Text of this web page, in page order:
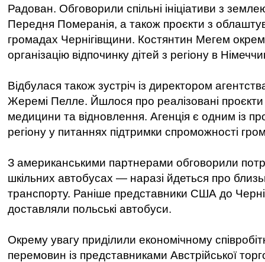
Радован. Обговорили спільні ініціативи з
Передня Померанія, а також проєкти з
громадах Чернігівщини. Костянтин Мегем
організацію відпочинку дітей з регіону в
Відбулася також зустріч із директором
Жеремі Пелле. Йшлося про реалізовані проєкти
медицини та відновлення. Агенція є одним із
регіону у питаннях підтримки спроможності
З американськими партнерами обговорили
шкільних автобусах — наразі йдеться про
транспорту. Раніше представники США до
доставляли польські автобуси.
Окрему увагу приділили економічному
перемовин із представниками Австрійської